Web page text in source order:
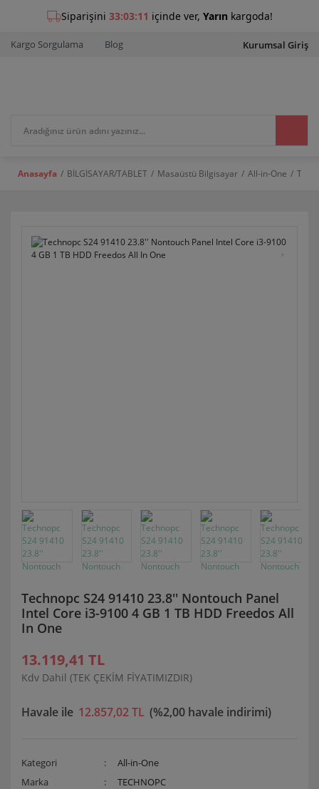
Kargo Sorgulama Blog Kurumsal Giriş
Anasayfa BİLGİSAYAR/TABLET Masaüstü Bilgisayar All-in-One
Technopc S24 91410 23.8'' Nontouch Panel
Intel Core i3-9100 4 GB 1 TB HDD Freedos All
In One
13.119,41 TL
Kdv Dahil (TEK ÇEKİM FİYATIMIZDIR)
Havale ile 12.857,02 TL (%2,00 havale indirimi)
Kategori
All-in-One
Marka
TECHNOPC